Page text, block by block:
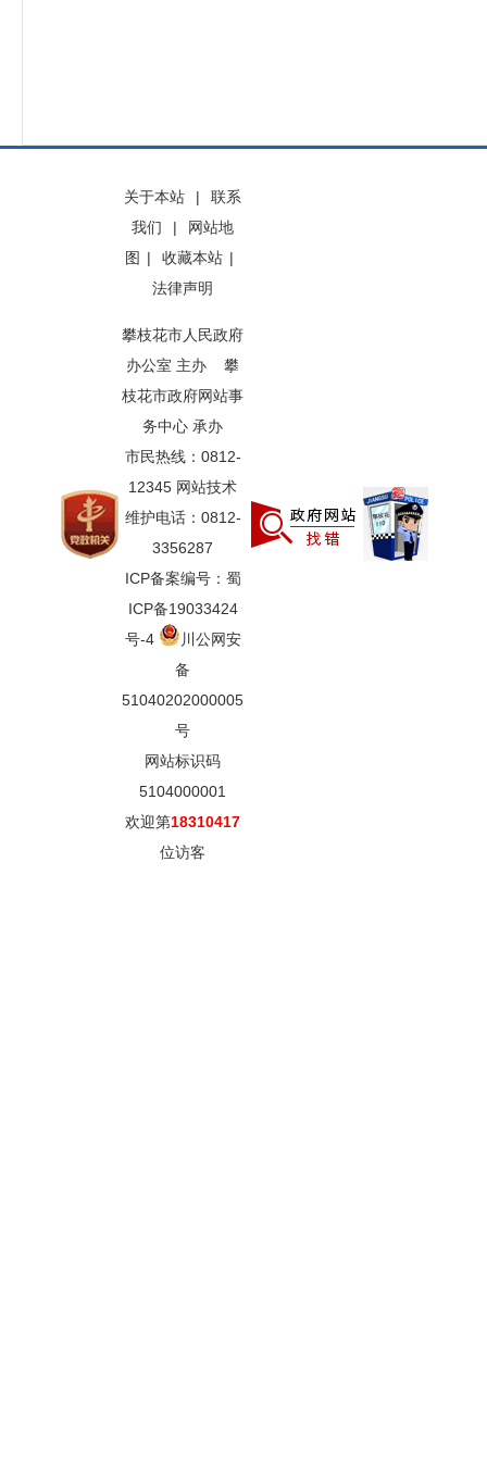
关于本站 |
联系
我们
|
网站地
图 | 收藏本站 |
法律声明
攀枝花市人民政府
办公室 主办 攀
枝花市政府网站事
务中心 承办
市民热线：0812-
12345 网站技术
维护电话：0812-
3356287
ICP备案编号：蜀
ICP备19033424
号-4
川公网安
备
51040202000005
号
网站标识码
5104000001
欢迎第18310417
位访客